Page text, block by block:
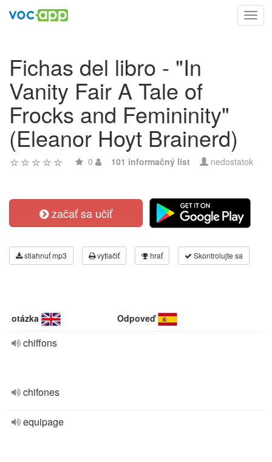
Fichas del libro - "In
Vanity Fair A Tale of
Frocks and Femininity"
(Eleanor Hoyt Brainerd)
0 101 informačný list nedostatok
začať sa učiť
stiahnuť mp3 vytlačiť hrať Skontrolujte sa
otázka Odpoveď
chiffons
chifones
equipage